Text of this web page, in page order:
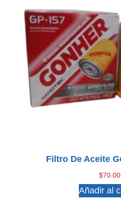
Filtro De Aceite
$70.00
Añadir al